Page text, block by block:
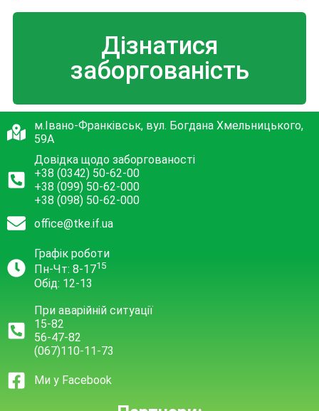
Дізнатися
заборгованість
м.Івано-Франківськ, вул. Богдана Хмельницького,
59А
Довідка щодо заборгованості
+38 (0342) 50-62-00
+38 (099) 50-62-000
+38 (098) 50-62-000
office@tke.if.ua
Графік роботи
Пн-Чт: 8-1715
Обід: 12-13
При аварійній ситуації
15-82
56-47-82
(067)110-11-73
Ми у Facebook